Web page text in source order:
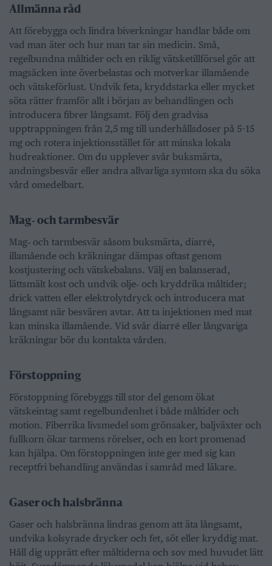
Allmänna råd
Att förebygga och lindra biverkningar handlar både om
vad man äter och hur man tar sin medicin. Små,
regelbundna måltider och en riklig vätsketillförsel gör att
magsäcken inte överbelastas och motverkar illamående
och vätskeförlust. Undvik feta, kryddstarka eller mycket
söta rätter framför allt i början av behandlingen och
introducera fibrer långsamt. Följ den gradvisa
upptrappningen från 2,5 mg till underhållsdoser på 5–15
mg och rotera injektionsstället för att minska lokala
hudreaktioner. Om du upplever svår buksmärta,
andningsbesvär eller andra allvarliga symtom ska du söka
vård omedelbart.
Mag‑ och tarmbesvär
Mag‑ och tarmbesvär såsom buksmärta, diarré,
illamående och kräkningar dämpas oftast genom
kostjustering och vätskebalans. Välj en balanserad,
lättsmält kost och undvik olje‑ och kryddrika måltider;
drick vatten eller elektrolytdryck och introducera mat
långsamt när besvären avtar. Att ta injektionen med mat
kan minska illamående. Vid svår diarré eller långvariga
kräkningar bör du kontakta vården.
Förstoppning
Förstoppning förebyggs till stor del genom ökat
vätskeintag samt regelbundenhet i både måltider och
motion. Fiberrika livsmedel som grönsaker, baljväxter och
fullkorn ökar tarmens rörelser, och en kort promenad
kan hjälpa. Om förstoppningen inte ger med sig kan
receptfri behandling användas i samråd med läkare.
Gaser och halsbränna
Gaser och halsbränna lindras genom att äta långsamt,
undvika kolsyrade drycker och fet, söt eller kryddig mat.
Håll dig upprätt efter måltiderna och sov med huvudet lätt